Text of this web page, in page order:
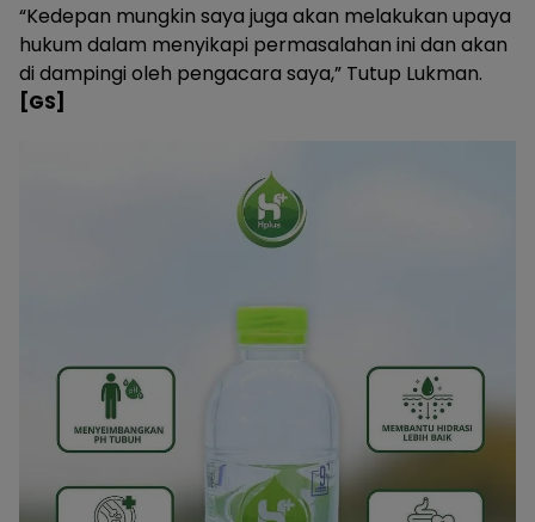
“Kedepan mungkin saya juga akan melakukan upaya
hukum dalam menyikapi permasalahan ini dan akan
di dampingi oleh pengacara saya,” Tutup Lukman.
[GS]